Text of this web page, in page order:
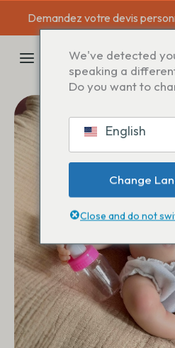
contenu
Demandez votre devis
PRINCIPAL
We've detected
speaking a
Do you want to
English
Change
Close and do not